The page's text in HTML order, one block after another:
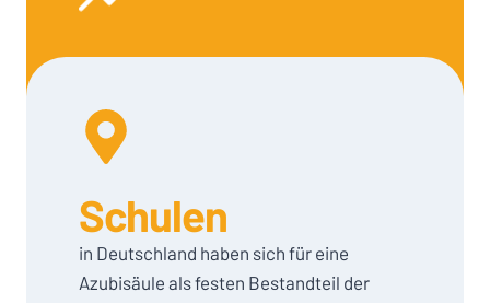
Bewerbungen
im Schnitt durch die Azubisäule
Schulen
in Deutschland haben sich für eine
Azubisäule als festen Bestandteil der